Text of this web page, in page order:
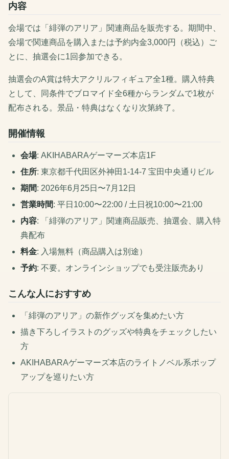
内容
会場では「緋弾のアリア」関連商品を販売する。期間中、
会場で関連商品を購入または予約内金3,000円（税込）ご
とに、抽選会に1回参加できる。
抽選会のA賞は特大アクリルフィギュア全1種。購入特典
として、同条件でブロマイド全6種からランダムで1枚が
配布される。景品・特典はなくなり次第終了。
開催情報
会場: AKIHABARAゲーマーズ本店1F
住所: 東京都千代田区外神田1-14-7 宝田中央通りビル
期間: 2026年6月25日〜7月12日
営業時間: 平日10:00〜22:00 / 土日祝10:00〜21:00
内容: 「緋弾のアリア」関連商品販売、抽選会、購入特
典配布
料金: 入場無料（商品購入は別途）
予約: 不要。オンラインショップでも受注販売あり
こんな人におすすめ
「緋弾のアリア」の新作グッズを集めたい方
描き下ろしイラストのグッズや特典をチェックしたい
方
AKIHABARAゲーマーズ本店のライトノベル系ポップ
アップを巡りたい方